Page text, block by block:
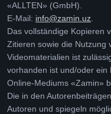
«ALLTEN» (GmbH).
E-Mail: info@zamin.uz
Das vollständige Kopieren
Zitieren sowie die Nutzung
Videomaterialien ist
vorhanden ist und/oder ein
Online-Mediums «Zamin»
Die in den
Autoren und spiegeln